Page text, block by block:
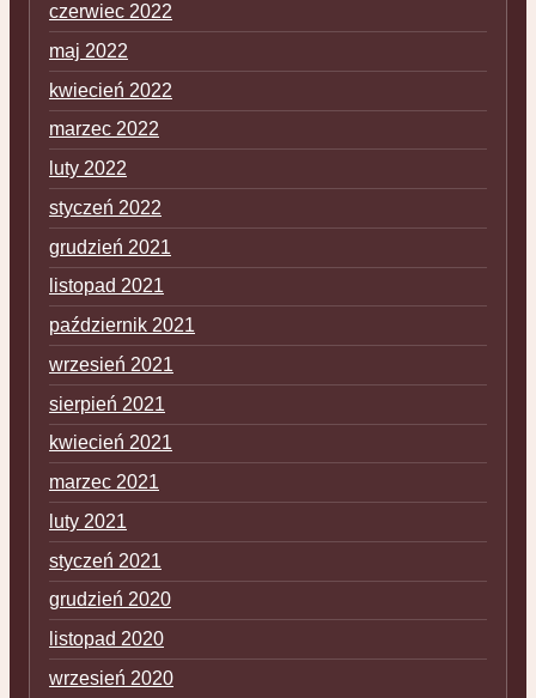
czerwiec 2022
maj 2022
kwiecień 2022
marzec 2022
luty 2022
styczeń 2022
grudzień 2021
listopad 2021
październik 2021
wrzesień 2021
sierpień 2021
kwiecień 2021
marzec 2021
luty 2021
styczeń 2021
grudzień 2020
listopad 2020
wrzesień 2020